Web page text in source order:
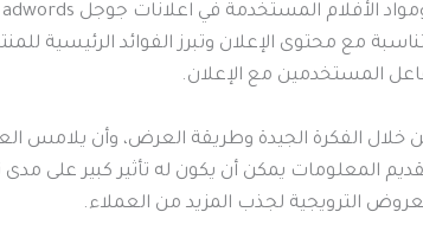
مع محتوى الإعلان وتبرز الفوائد الرئيسية
المستخدمين مع الإعلان.
خلال الفكرة الجيدة وطريقة العرض، وأن يلامس
المعلومات يمكن أن يكون له تأثير كبير على
الترويجية لجذب المزيد من العملاء.